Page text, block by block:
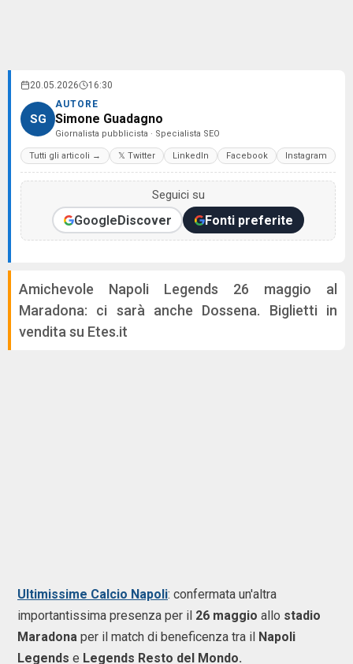
20.05.2026 16:30
SG
AUTORE
Simone Guadagno
Giornalista pubblicista · Specialista SEO
Tutti gli articoli → 𝕏 Twitter LinkedIn Facebook Instagram
Seguici su
GoogleDiscover Fonti preferite
Amichevole Napoli Legends 26 maggio al
Maradona: ci sarà anche Dossena. Biglietti in
vendita su Etes.it
Ultimissime Calcio Napoli: confermata un'altra
importantissima presenza per il 26 maggio allo stadio
Maradona per il match di beneficenza tra il Napoli
Legends e Legends Resto del Mondo.